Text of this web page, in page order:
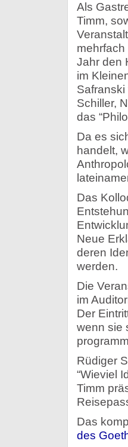
Als
Timm,
Jahr den
im
Schiller,
das
Da es
handelt,
Das
Neue
deren
werden.
Die
im
Der
wenn sie
Rüdiger
“Wieviel
Timm
Das
des